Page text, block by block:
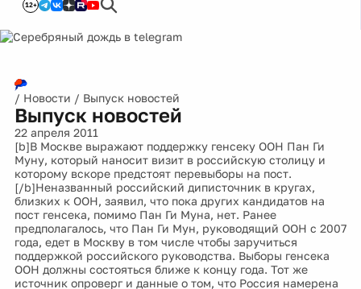
12+
/ Новости / Выпуск новостей
Выпуск новостей
22 апреля 2011
[b]В Москве выражают поддержку генсеку ООН Пан Ги
Муну, который наносит визит в российскую столицу и
которому вскоре предстоят перевыборы на пост.
[/b]Неназванный российский диписточник в кругах,
близких к ООН, заявил, что пока других кандидатов на
пост генсека, помимо Пан Ги Муна, нет. Ранее
предполагалось, что Пан Ги Мун, руководящий ООН с 2007
года, едет в Москву в том числе чтобы заручиться
поддержкой российского руководства. Выборы генсека
ООН должны состояться ближе к концу года. Тот же
источник опроверг и данные о том, что Россия намерена